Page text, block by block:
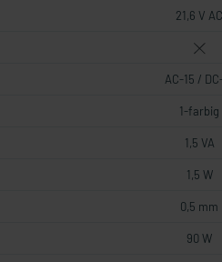
21,6 V AC
AC-15 /
1-farbig
1,5 VA
1,5 W
0,5 mm
90 W